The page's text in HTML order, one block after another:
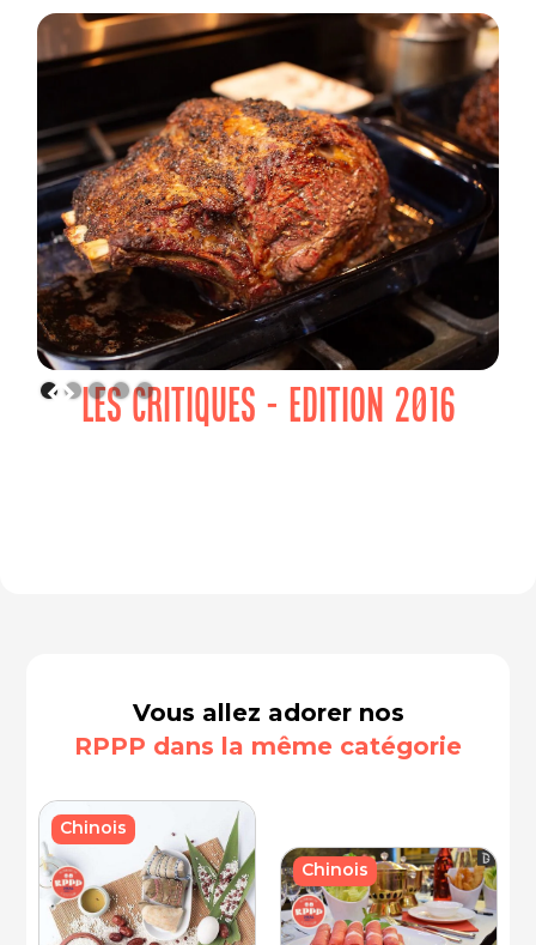
LES CRITIQUES - EDITION 2016
Vous allez adorer nos
RPPP dans la même catégorie
Chinois
Chinois